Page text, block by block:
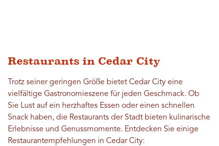
Restaurants in Cedar City
Trotz seiner geringen Größe bietet Cedar City eine
vielfältige Gastronomieszene für jeden Geschmack. Ob
Sie Lust auf ein herzhaftes Essen oder einen schnellen
Snack haben, die Restaurants der Stadt bieten kulinarische
Erlebnisse und Genussmomente. Entdecken Sie einige
Restaurantempfehlungen in Cedar City: